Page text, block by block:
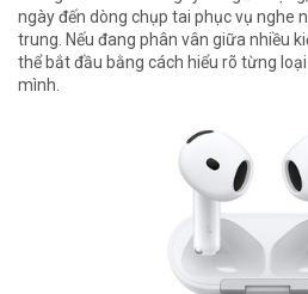
ngày đến dòng chụp tai phục vụ nghe
trung. Nếu đang phân vân giữa nhiều
thể bắt đầu bằng cách hiểu rõ từng
mình.